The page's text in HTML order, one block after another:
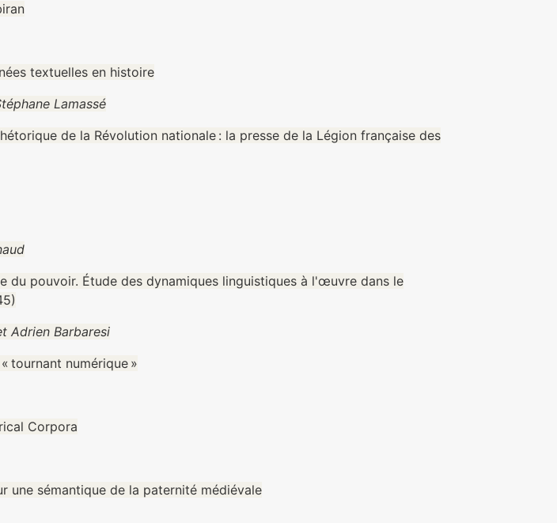
textuelles en histoire
Lamassé
de la Révolution nationale : la presse de la Légion française des
du pouvoir. Étude des dynamiques linguistiques à l'œuvre dans le
Adrien Barbaresi
tournant numérique »
Corpora
une sémantique de la paternité médiévale